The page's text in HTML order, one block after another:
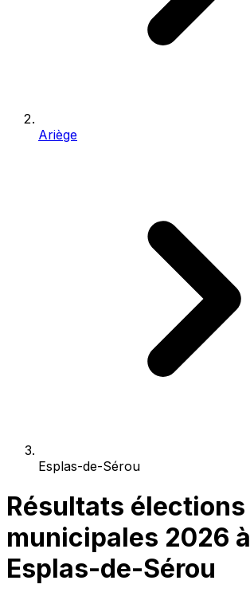
Ariège
Esplas-de-Sérou
Résultats élections
municipales 2026 à
Esplas-de-Sérou